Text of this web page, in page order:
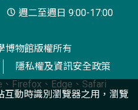
週二至週日 9:00-17:00
博物館版權所有
隱私權及資訊安全政策
Firefox、Edge、Safari
動時識別瀏覽器之用，瀏覽